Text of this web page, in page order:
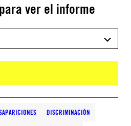
ver el informe
DISCRIMINACIÓN